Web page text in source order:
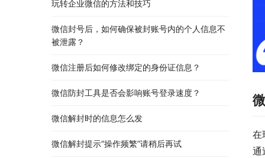
在
通
玩转企业微信的方法和技巧
微信封号后，如何确保被封账号内的个人信息不
被泄露？
微信注册后如何修改绑定的身份证信息？
微信防封工具是否会影响账号登录速度？
微信解封时的信息怎么发
微信解封提示“操作频繁”请稍后再试